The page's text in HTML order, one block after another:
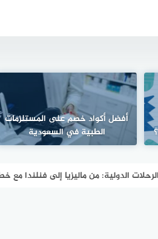
أفضل أكواد خصم على المستلزمات
الطبية في السعودية
الدولية: من ماليزيا إلى فنلندا مع